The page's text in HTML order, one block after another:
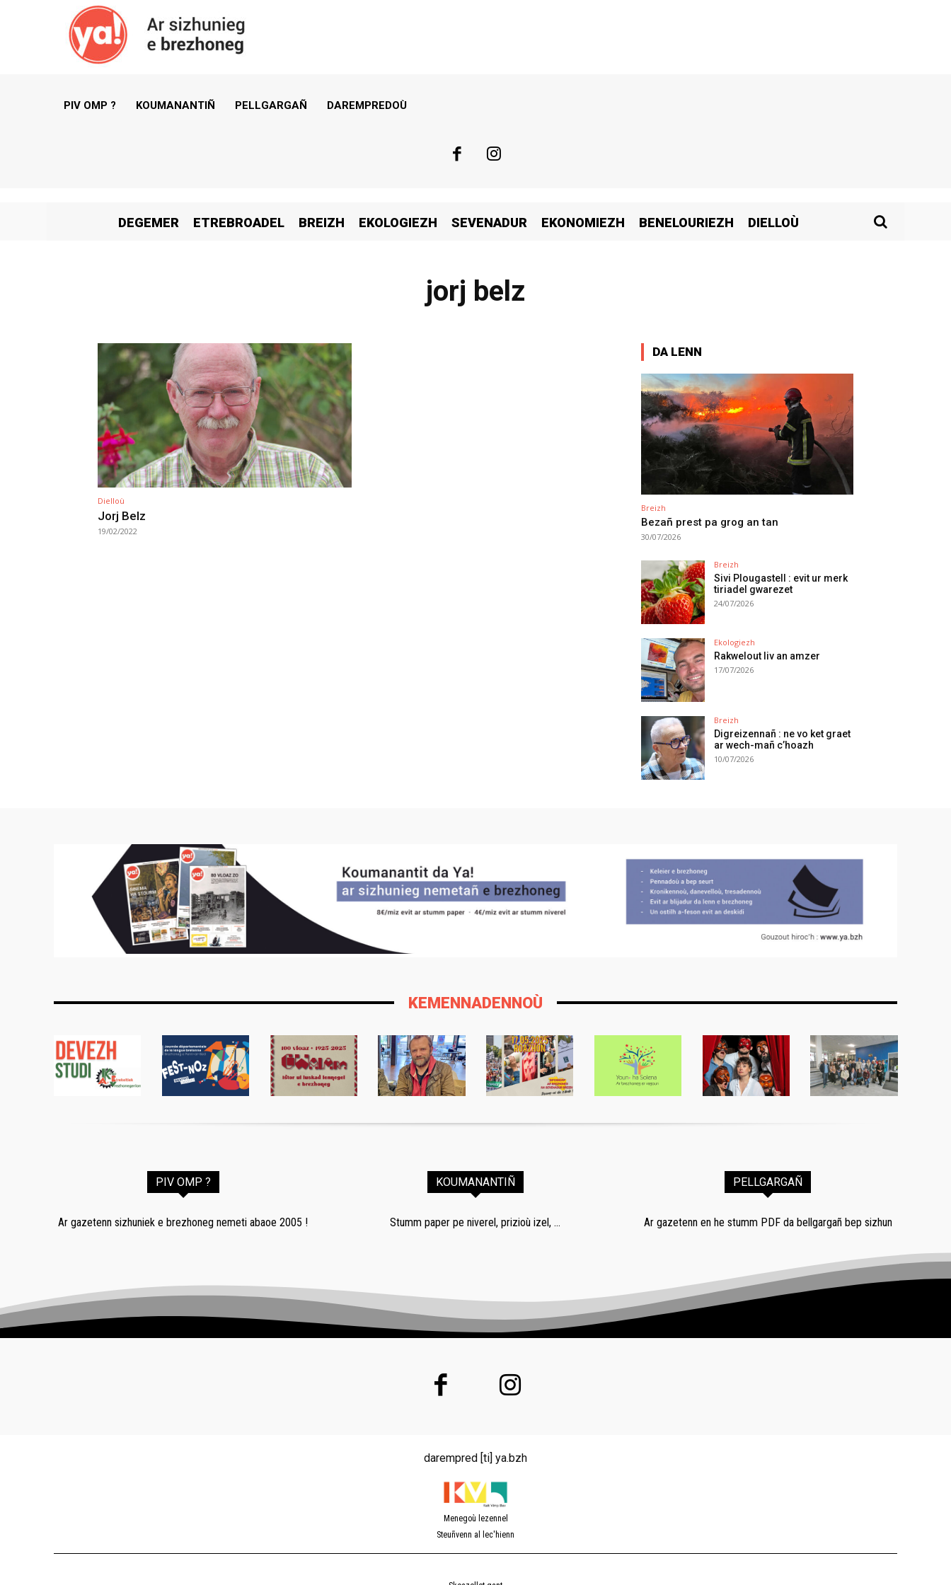
PIV OMP ? KOUMANANTIÑ PELLGARGAÑ DAREMPREDOÙ
DEGEMER ETREBROADEL BREIZH EKOLOGIEZH SEVENADUR EKONOMIEZH BENELOURIEZH DIELLOÙ
jorj belz
Dielloù
Jorj Belz
19/02/2022
DA LENN
Breizh
Bezañ prest pa grog an tan
30/07/2026
Breizh
Sivi Plougastell : evit ur merk
tiriadel gwarezet
24/07/2026
Ekologiezh
Rakwelout liv an amzer
17/07/2026
Breizh
Digreizennañ : ne vo ket graet
ar wech-mañ c’hoazh
10/07/2026
KEMENNADENNOÙ
PIV OMP ?
Ar gazetenn sizhuniek e brezhoneg nemeti abaoe 2005 !
KOUMANANTIÑ
Stumm paper pe niverel, prizioù izel, ...
PELLGARGAÑ
Ar gazetenn en he stumm PDF da bellgargañ bep sizhun
darempred [ti] ya.bzh
Menegoù lezennel
Steuñvenn al lec'hienn